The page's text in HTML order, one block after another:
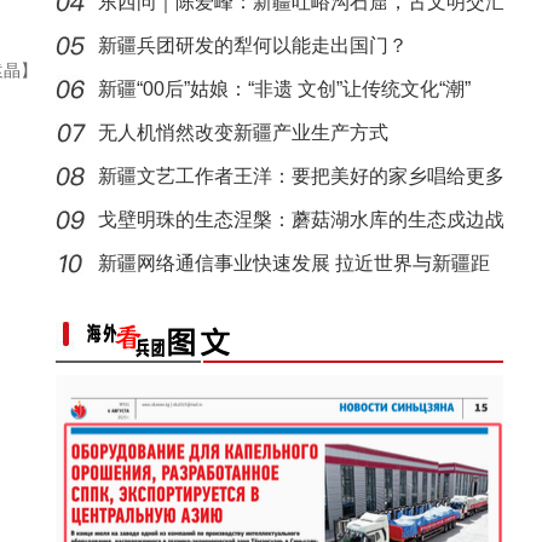
】
【与你为邻】吉国马戏表演技师：这里的人和
见证
新疆兵团研发的犁何以能走出国门？
新疆“00后”姑娘：“非遗 文创”让传统文化“潮”
无人机悄然改变新疆产业生产方式
新疆文艺工作者王洋：要把美好的家乡唱给更多
人听
戈壁明珠的生态涅槃：蘑菇湖水库的生态戍边战
新疆网络通信事业快速发展 拉近世界与新疆距